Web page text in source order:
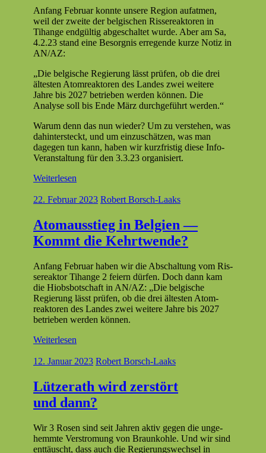
Anfang Feb­ru­ar kon­nte unsere Region aufat­men,
weil der zweite der bel­gis­chen Ris­sereak­toren in
Tihange endgültig abgeschal­tet wurde. Aber am Sa,
4.2.23 stand eine Besorg­nis erre­gende kurze Notiz in
AN/AZ:
„Die bel­gis­che Regierung lässt prüfen, ob die drei
ältesten Atom­reak­toren des Lan­des zwei weit­ere
Jahre bis 2027 betrieben wer­den kön­nen. Die
Analyse soll bis Ende März durchge­führt werden.“
Warum denn das nun wieder? Um zu ver­ste­hen, was
dahin­ter­steckt, und um einzuschätzen, was man
dage­gen tun kann, haben wir kurzfristig diese Info-
Ver­anstal­tung für den 3.3.23 organisiert.
Weiterlesen
22. Februar 2023 Robert Borsch-Laaks
Atomausstieg in Belgien —
Kommt die Kehrtwende?
Anfang Feb­ru­ar haben wir die Abschal­tung vom Ris­
sereak­tor Tihange 2 feiern dür­fen. Doch dann kam
die Hiob­s­botschaft in AN/AZ: „Die bel­gis­che
Regierung lässt prüfen, ob die drei ältesten Atom­
reak­toren des Lan­des zwei weit­ere Jahre bis 2027
betrieben wer­den können.
Weiterlesen
12. Januar 2023 Robert Borsch-Laaks
Lützerath wird zerstört
und dann?
Wir 3 Rosen sind seit Jahren aktiv gegen die unge­
hemmte Ver­stro­mung von Braunkohle. Und wir sind
ent­täuscht, dass auch die Regierungswech­sel in